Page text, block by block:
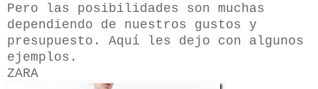
Pero las posibilidades son muchas
dependiendo de nuestros gustos y
presupuesto. Aquí les dejo con algunos
ejemplos.
ZARA